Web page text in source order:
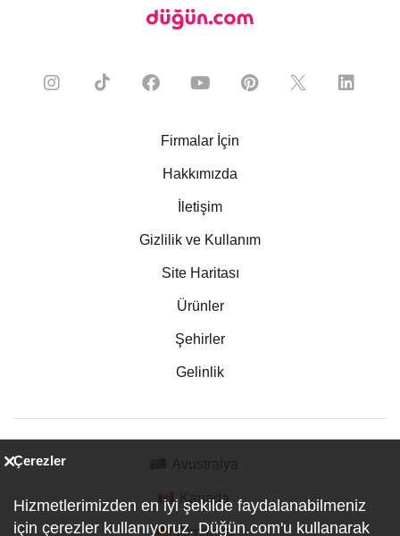
Firmalar İçin
Hakkımızda
İletişim
Gizlilik ve Kullanım
Site Haritası
Ürünler
Şehirler
Gelinlik
Kanada
Almanya
Çerezler
Hizmetlerimizden en iyi şekilde faydalanabilmeniz
için çerezler kullanıyoruz. Düğün.com'u kullanarak